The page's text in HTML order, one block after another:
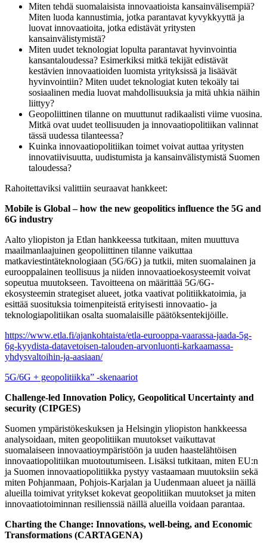
Miten tehdä suomalaisista innovaatioista kansainvälisempiä?
Miten luoda kannustimia, jotka parantavat kyvykkyyttä ja
luovat innovaatioita, jotka edistävät yritysten
kansainvälistymistä?
Miten uudet teknologiat lopulta parantavat hyvinvointia
kansantaloudessa? Esimerkiksi mitkä tekijät edistävät
kestävien innovaatioiden luomista yrityksissä ja lisäävät
hyvinvointiin? Miten uudet teknologiat kuten tekoäly tai
sosiaalinen media luovat mahdollisuuksia ja mitä uhkia näihin
liittyy?
Geopoliittinen tilanne on muuttunut radikaalisti viime vuosina.
Mitkä ovat uudet teollisuuden ja innovaatiopolitiikan valinnat
tässä uudessa tilanteessa?
Kuinka innovaatiopolitiikan toimet voivat auttaa yritysten
innovatiivisuutta, uudistumista ja kansainvälistymistä Suomen
taloudessa?
Rahoitettaviksi valittiin seuraavat hankkeet:
Mobile is Global – how the new geopolitics influence the 5G and
6G industry
Aalto yliopiston ja Etlan hankkeessa tutkitaan, miten muuttuva
maailmanlaajuinen geopoliittinen tilanne vaikuttaa
matkaviestintäteknologiaan (5G/6G) ja tutkii, miten suomalainen ja
eurooppalainen teollisuus ja niiden innovaatioekosysteemit voivat
sopeutua muutokseen. Tavoitteena on määrittää 5G/6G-
ekosysteemin strategiset alueet, jotka vaativat politiikkatoimia, ja
esittää suosituksia toimenpiteistä erityisesti innovaatio- ja
teknologiapolitiikan osalta suomalaisille päätöksentekijöille.
https://www.etla.fi/ajankohtaista/etla-eurooppa-vaarassa-jaada-5g-
6g-kyydista-datavetoisen-talouden-arvonluonti-karkaamassa-
yhdysvaltoihin-ja-aasiaan/
5G/6G + geopolitiikka” -skenaariot
Challenge-led Innovation Policy, Geopolitical Uncertainty and
security (CIPGES)
Suomen ympäristökeskuksen ja Helsingin yliopiston hankkeessa
analysoidaan, miten geopolitiikan muutokset vaikuttavat
suomalaiseen innovaatioympäristöön ja uuden haastelähtöisen
innovaatiopolitiikan muotoutumiseen. Lisäksi tutkitaan, miten EU:n
ja Suomen innovaatiopolitiikka pystyy vastaamaan muutoksiin sekä
miten Pohjanmaan, Pohjois-Karjalan ja Uudenmaan alueet ja näillä
alueilla toimivat yritykset kokevat geopolitiikan muutokset ja miten
innovaatiotoiminnan resilienssiä näillä alueilla voidaan parantaa.
Charting the Change: Innovations, well-being, and Economic
Transformations (CARTAGENA)